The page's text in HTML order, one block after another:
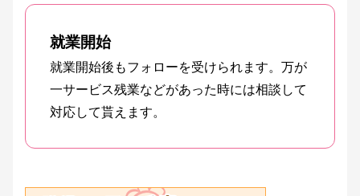
就業開始
就業開始後もフォローを受けられます。万が
一サービス残業などがあった時には相談して
対応して貰えます。